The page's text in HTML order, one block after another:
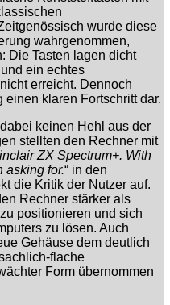
wurde diese
wahrgenommen,
Die Tasten lagen dicht
ein echtes
erreicht. Dennoch
einen klaren Fortschritt dar.
keinen Hehl aus der
stellten den Rechner mit
ZX Spectrum+. With
asking for.“ in den
die Kritik der Nutzer auf.
Rechner stärker als
positionieren und sich
zu lösen. Auch
Gehäuse dem deutlich
flache
Form übernommen